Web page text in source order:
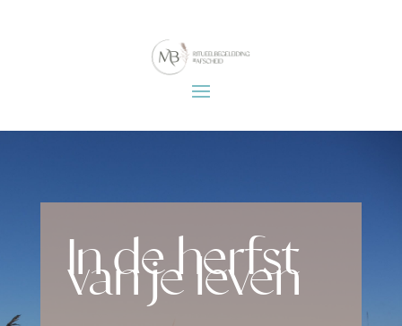
In de herfst
van je leven